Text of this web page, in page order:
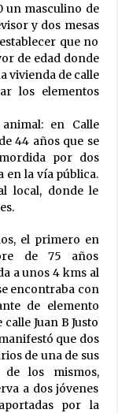
a un
de dos niñas de
de
un aporte
el marco de fuertes
aportes
y recorrieron
Dupouy
realizó una
Asistencia
SG empataron un
un masculino de
y dos mesas
que no
de edad donde
vivienda de calle
los elementos
en Calle
44 años que se
por dos
en la vía pública.
local, donde le
el primero en
de 75 años
a unos 4 kms al
encontraba con
de elemento
Juan B Justo
que dos
de una de sus
de los mismos,
a dos jóvenes
por la